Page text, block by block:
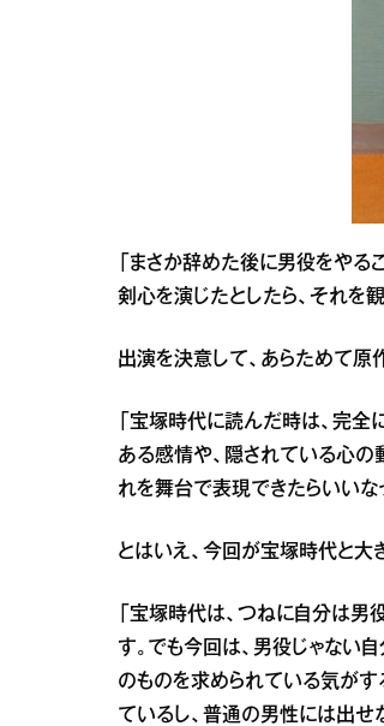
「まさか辞めた後に男役をやる
剣心を演じたとしたら、それを
出演を決意して、あらためて原
「宝塚時代に読んだ時は、完
ある感情や、隠されている心の
れを舞台で表現できたらいいな
とはいえ、今回が宝塚時代と大
「宝塚時代は、つねに自分は
す。でも今回は、男役じゃない
のものを求められている気がす
ているし、普通の男性には出せ